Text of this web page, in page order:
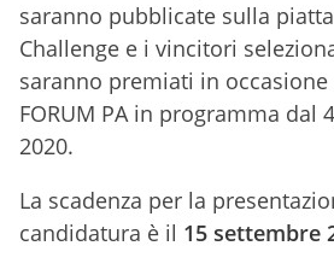
saranno pubblicate sulla
Challenge e i vincitori
saranno premiati in
FORUM PA in programma dal
2020.
La scadenza per la
candidatura è il 15 settembre